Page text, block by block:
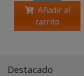
Añadir al
carrito
Destacado